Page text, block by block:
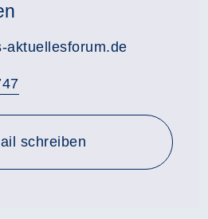
aktuellesforum.de
schreiben